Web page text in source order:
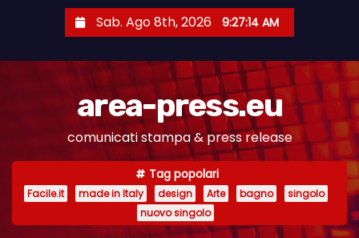
Sab. Ago 8th, 2026 9:27:15 AM
area-press.eu
comunicati stampa & press release
Tag popolari
Facile.it made in Italy design Arte bagno
singolo
nuovo singolo